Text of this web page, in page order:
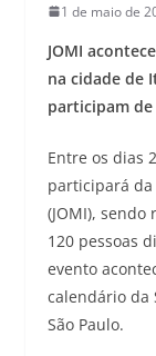
1 de maio de
JOMI
na cidade de
participam
Entre os dias
participará da
(JOMI),
120 pessoas
evento
calendário da
São Paulo.